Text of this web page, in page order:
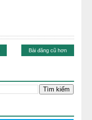
Bài đăng cũ hơn